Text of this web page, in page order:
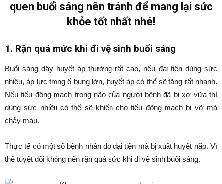
quen buổi sáng nên tránh để mang lại sức
khỏe tốt nhất nhé!
1. Rặn quá mức khi đi vệ sinh buổi sáng
Buổi sáng dậy huyết áp thường rất cao, nếu đại tiện dùng sức
nhiều, áp lực trong ổ bụng lớn, huyết áp có thể sẽ tăng rất nhanh.
Nếu tiểu động mạch trong não của người bệnh đã bị xơ vữa thì
dùng sức nhiều có thể sẽ khiến cho tiểu động mạch bị vỡ mà
chảy máu.
Thực tế có một số bệnh nhân do đại tiện mà bị xuất huyết não. Vì
thế tuyệt đối không nên rặn quá sức khi đi vệ sinh buổi sáng.